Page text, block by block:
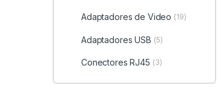
Adaptadores de Video (19)
Adaptadores USB (5)
Conectores RJ45 (3)